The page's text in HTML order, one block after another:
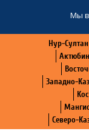
Мы в
Нур-Султан
Западно-
Северо-